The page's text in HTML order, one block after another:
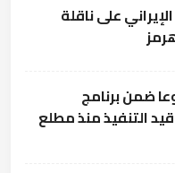
على ناقلة
مشروعا ضمن برنامج
التنفيذ منذ مطلع